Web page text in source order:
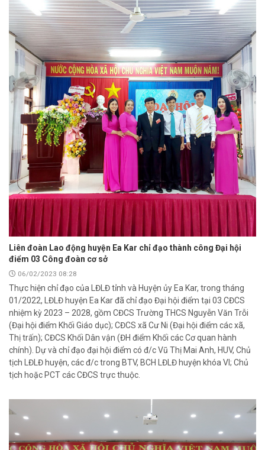
Liên đoàn Lao động huyện Ea Kar chỉ đạo thành công Đại hội
điểm 03 Công đoàn cơ sở
06/02/2023 08:28
Thực hiện chỉ đạo của LĐLĐ tỉnh và Huyện ủy Ea Kar, trong tháng
01/2022, LĐLĐ huyện Ea Kar đã chỉ đạo Đại hội điểm tại 03 CĐCS
nhiệm kỳ 2023 – 2028, gồm CĐCS Trường THCS Nguyễn Văn Trỗi
(Đại hội điểm Khối Giáo dục); CĐCS xã Cư Ni (Đại hội điểm các xã,
Thị trấn); CĐCS Khối Dân vận (ĐH điểm Khối các Cơ quan hành
chính). Dự và chỉ đạo đại hội điểm có đ/c Vũ Thị Mai Anh, HUV, Chủ
tịch LĐLĐ huyện, các đ/c trong BTV, BCH LĐLĐ huyện khóa VI; Chủ
tịch hoặc PCT các CĐCS trực thuộc.